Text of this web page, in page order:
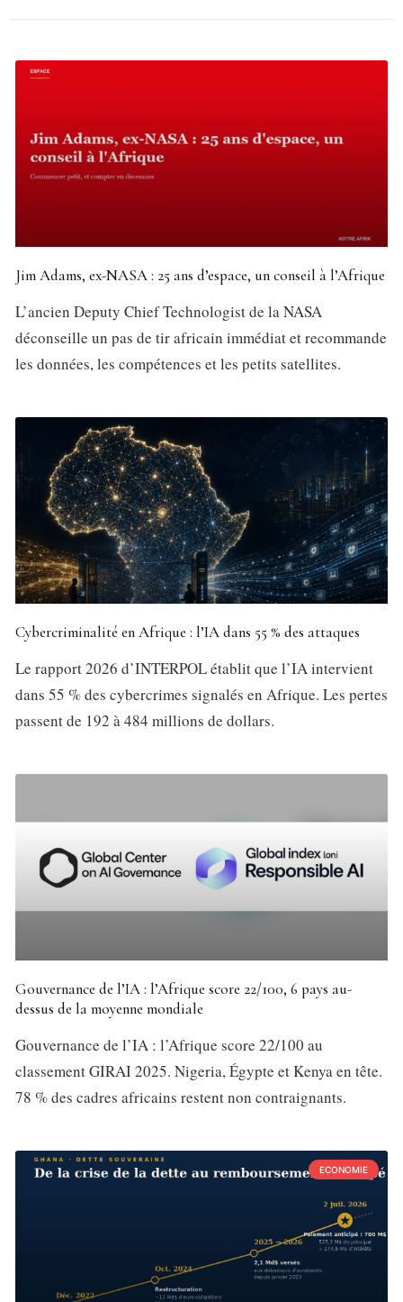
Jim Adams, ex-NASA : 25 ans d’espace, un conseil à l’Afrique
L’ancien Deputy Chief Technologist de la NASA
déconseille un pas de tir africain immédiat et recommande
les données, les compétences et les petits satellites.
Cybercriminalité en Afrique : l’IA dans 55 % des attaques
Le rapport 2026 d’INTERPOL établit que l’IA intervient
dans 55 % des cybercrimes signalés en Afrique. Les pertes
passent de 192 à 484 millions de dollars.
Gouvernance de l’IA : l’Afrique score 22/100, 6 pays au-
dessus de la moyenne mondiale
Gouvernance de l’IA : l’Afrique score 22/100 au
classement GIRAI 2025. Nigeria, Égypte et Kenya en tête.
78 % des cadres africains restent non contraignants.
ECONOMIE